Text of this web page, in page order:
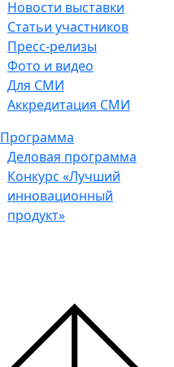
Новости выставки
Статьи участников
Пресс-релизы
Фото и видео
Для СМИ
Аккредитация СМИ
Программа
Деловая программа
Конкурс «Лучший
инновационный
продукт»